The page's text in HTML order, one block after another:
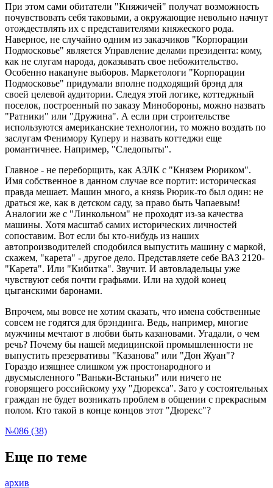
При этом сами обитатели "Княжичей" получат возможность
почувствовать себя таковыми, а окружающие невольно начнут
отождествлять их с представителями княжеского рода.
Наверное, не случайно одним из заказчиков "Корпорации
Подмосковье" является Управление делами президента: кому,
как не слугам народа, доказывать свое небожительство.
Особенно накануне выборов. Маркетологи "Корпорации
Подмосковье" придумали вполне подходящий брэнд для
своей целевой аудитории. Следуя этой логике, коттеджный
поселок, построенный по заказу Минобороны, можно назвать
"Ратники" или "Дружина". А если при строительстве
используются американские технологии, то можно воздать по
заслугам Фенимору Куперу и назвать коттеджи еще
романтичнее. Например, "Следопыты".
Главное - не переборщить, как АЗЛК с "Князем Рюриком".
Имя собственное в данном случае все портит: историческая
правда мешает. Машин много, а князь Рюрик-то был один: не
драться же, как в детском саду, за право быть Чапаевым!
Аналогии же с "Линкольном" не проходят из-за качества
машины. Хотя масштаб самих исторических личностей
сопоставим. Вот если бы кто-нибудь из наших
автопроизводителей сподобился выпустить машину с маркой,
скажем, "карета" - другое дело. Представляете себе ВАЗ 2120-
"Карета". Или "Кибитка". Звучит. И автовладельцы уже
чувствуют себя почти графьями. Или на худой конец
цыганскими баронами.
Впрочем, мы вовсе не хотим сказать, что имена собственные
совсем не годятся для брэндинга. Ведь, например, многие
мужчины мечтают в любви быть казановами. Угадали, о чем
речь? Почему бы нашей медицинской промышленности не
выпустить презервативы "Казанова" или "Дон Жуан"?
Гораздо изящнее слишком уж простонародного и
двусмысленного "Ваньки-Встаньки" или ничего не
говорящего российскому уху "Дюрекса". Зато у состоятельных
граждан не будет возникать проблем в общении с прекрасным
полом. Кто такой в конце концов этот "Дюрекс"?
№086 (38)
Еще по теме
архив